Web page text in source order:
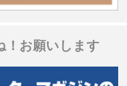
！お願いします